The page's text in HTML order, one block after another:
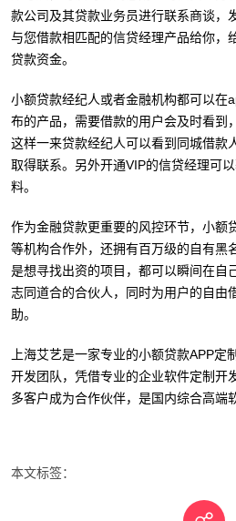
款公司及其贷款业务员进行联系商谈，
与您借款相匹配的信贷经理产品给你，
贷款资金。
小额贷款经纪人或者金融机构都可以在
布的产品，需要借款的用户会及时看到
这样一来贷款经纪人可以看到同城借款
取得联系。另外开通VIP的信贷经理可
料。
作为金融贷款更重要的风控环节，小额
等机构合作外，还拥有百万级的自有黑
是想寻找出资的项目，都可以瞬间在自
志同道合的合伙人，同时为用户的自由
助。
上海艾艺是一家专业的小额贷款APP定
开发团队，凭借专业的企业软件定制开
多客户成为合作伙伴，是国内综合高端
本文标签：